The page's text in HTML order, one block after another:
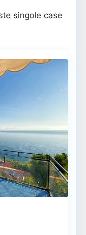
singole case